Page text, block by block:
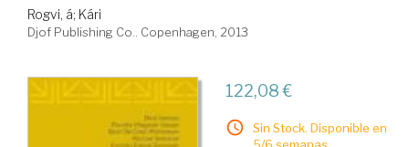
Rogvi, á; Kári
Djof Publishing Co.. Copenhagen, 2013
122,08 €
Sin Stock. Disponible en
5/6 semanas.